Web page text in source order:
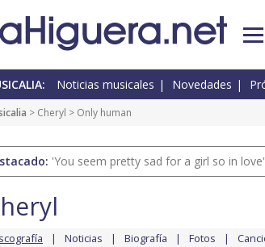
Noticias musicales Novedades
> Cheryl > Only human
'You seem pretty sad for a girl so in
Noticias Biografía Fotos